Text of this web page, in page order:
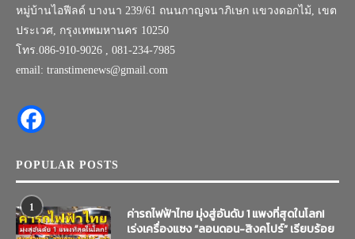
หมู่บ้านไอฟีลด์ บางนา 239/61 ถนนกาญจนาภิเษก แขวงดอกไม้, เขต
ประเวศ, กรุงเทพมหานคร 10250
โทร.086-910-9026 , 081-234-7985
email: transtimenews@gmail.com
POPULAR POSTS
1
ค่ารถไฟฟ้าไทย มุ่งสู่อันดับ 1 แพงที่สุดในโลก!
เร่งเครื่องแซง “ลอนดอน-สิงคโปร์” เรียบร้อย